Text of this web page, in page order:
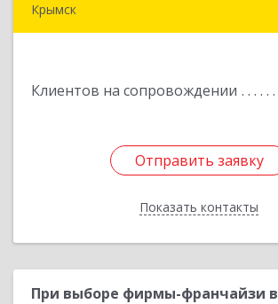
Крымск
Клиентов на сопровождении
Отправить заявку
Показать контакты
Отправить заявку
Назад
При выборе фирмы-франчайзи в